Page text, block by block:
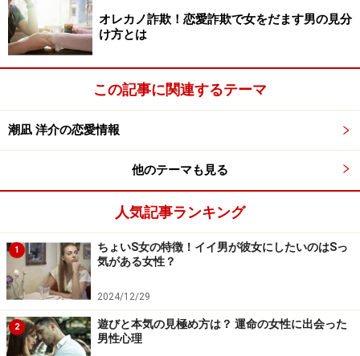
オレカノ詐欺！恋愛詐欺で女をだます男の見分
け方とは
この記事に関連するテーマ
潮凪 洋介の恋愛情報
他のテーマも見る
人気記事ランキング
1
ちょいS女の特徴！イイ男が彼女にしたいのはSっ
気がある女性？
2024/12/29
2
遊びと本気の見極め方は？ 運命の女性に出会った
男性心理